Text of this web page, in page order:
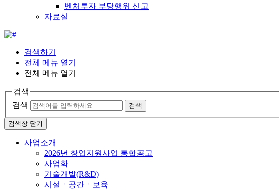
벤처투자 부당행위 신고
자료실
검색하기
전체 메뉴 열기
전체 메뉴 열기
검색
검색
검색
검색창 닫기
사업소개
2026년 창업지원사업 통합공고
사업화
기술개발(R&D)
시설ㆍ공간ㆍ보육